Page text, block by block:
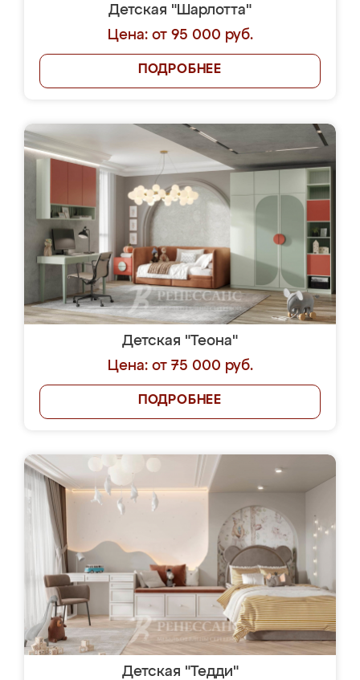
Детская "Шарлотта"
Цена: от 95 000 руб.
ПОДРОБНЕЕ
Детская "Теона"
Цена: от 75 000 руб.
ПОДРОБНЕЕ
Детская "Тедди"